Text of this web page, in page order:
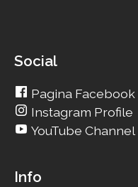
Social
Pagina Facebook
Instagram Profile
YouTube Channel
Info